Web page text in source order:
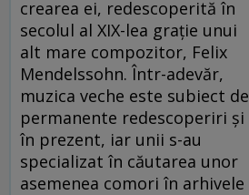
crearea ei, redescoperită în
secolul al XIX-lea grație unui
alt mare compozitor, Felix
Mendelssohn. Într-adevăr,
muzica veche este subiect de
permanente redescoperiri și
în prezent, iar unii s-au
specializat în căutarea unor
asemenea comori în arhivele